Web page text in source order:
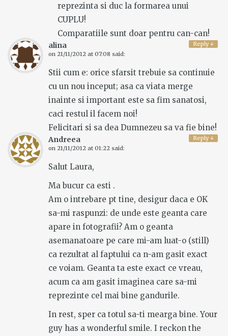
reprezinta si duc la formarea unui
CUPLU!
Comparatiile sunt doar pentru can-can!
Reply↓
alina
on 21/11/2012 at 07:08 said:
Stii cum e: orice sfarsit trebuie sa continuie
cu un nou inceput; asa ca viata merge
inainte si important este sa fim sanatosi,
caci restul il facem noi!
Felicitari si sa dea Dumnezeu sa va fie bine!
Reply↓
Andreea
on 21/11/2012 at 01:22 said:
Salut Laura,
Ma bucur ca esti .
Am o intrebare pt tine, desigur daca e OK
sa-mi raspunzi: de unde este geanta care
apare in fotografii? Am o geanta
asemanatoare pe care mi-am luat-o (still)
ca rezultat al faptului ca n-am gasit exact
ce voiam. Geanta ta este exact ce vreau,
acum ca am gasit imaginea care sa-mi
reprezinte cel mai bine gandurile.
In rest, sper ca totul sa-ti mearga bine. Your
guy has a wonderful smile. I reckon the